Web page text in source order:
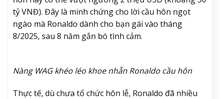
tỷ VNĐ). Đây là minh chứng cho lời cầu hôn ngọt
ngào mà Ronaldo dành cho bạn gái vào tháng
8/2025, sau 8 năm gắn bó tình cảm.
Nàng WAG khéo léo khoe nhẫn Ronaldo cầu hôn
Thực tế, dù chưa tổ chức hôn lễ, Ronaldo đã nhiều